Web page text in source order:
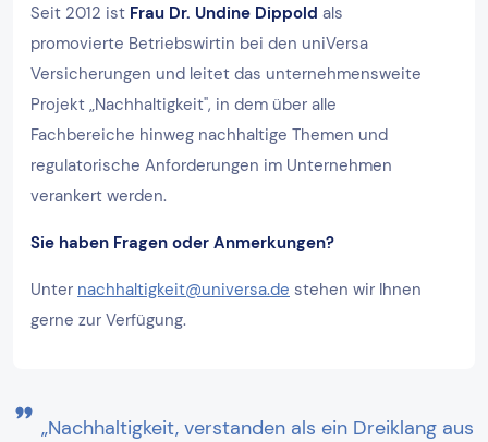
Seit 2012 ist Frau Dr. Undine Dippold als
promovierte Betriebswirtin bei den uniVersa
Versicherungen und leitet das unternehmensweite
Projekt „Nachhaltigkeit", in dem über alle
Fachbereiche hinweg nachhaltige Themen und
regulatorische Anforderungen im Unternehmen
verankert werden.
Sie haben Fragen oder Anmerkungen?
Unter nachhaltigkeit@universa.de stehen wir Ihnen
gerne zur Verfügung.
„Nachhaltigkeit, verstanden als ein Dreiklang aus